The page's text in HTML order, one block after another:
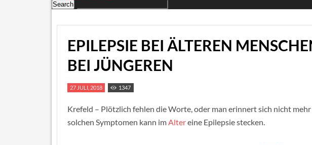
EPILEPSIE BEI ÄLTEREN
BEI JÜNGEREN
27 JULI, 2018 1347
Krefeld – Plötzlich fehlen die Worte, oder man erinnert sich nicht
solchen Symptomen kann imAltereine Epilepsie stecken.